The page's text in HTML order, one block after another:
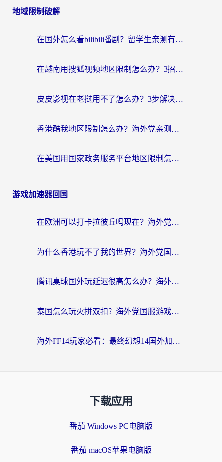
地域限制破解
在国外怎么看bilibili番剧？留学生亲测有效的地域限制突破指南（附酷我酷狗音乐解决方法）
在越南用搜狐视频地区限制怎么办？3招解决海外看国内剧难题（附西瓜视频CCTV观看技巧）
皮皮影视在老挝用不了怎么办？3步解决海外看国内影视&财经的痛点
香港酷我地区限制怎么办？海外党亲测有效的回国加速方案来了
在美国用国家政务服务平台地区限制怎么办？海外华人必备的突破攻略（附追剧看片技巧）
游戏加速器回国
在欧洲可以打卡拉彼丘吗现在？海外党国服游戏加速器终极避坑指南
为什么香港玩不了我的世界？海外党国服游戏加速终极解决方案
腾讯桌球国外玩延迟很高怎么办？海外党亲测有效的国服游戏加速指南
泰国怎么玩火拼双扣？海外党国服游戏加速终极指南（附暗区突围植物大战僵尸实测）
海外FF14玩家必看：最终幻想14国外加速器下载安装全攻略+卡顿解决秘籍
下载应用
番茄 Windows PC电脑版
番茄 macOS苹果电脑版